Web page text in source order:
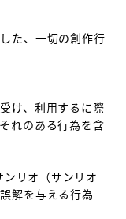
た、一切の創作行
け、利用するに際
れのある行為を含
リオ（サンリオ
解を与える行為